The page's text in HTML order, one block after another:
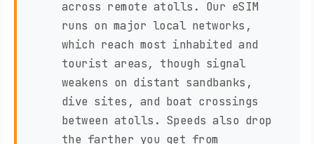
across remote atolls. Our eSIM
runs on major local networks,
which reach most inhabited and
tourist areas, though signal
weakens on distant sandbanks,
dive sites, and boat crossings
between atolls. Speeds also drop
the farther you get from